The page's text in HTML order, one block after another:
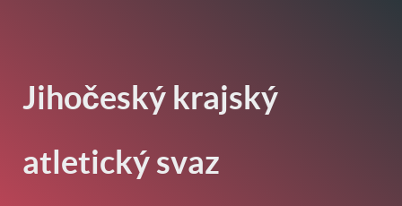
Jihočeský krajský
atletický svaz